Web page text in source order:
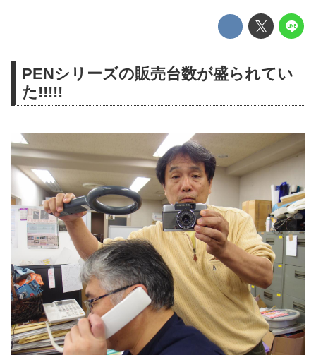
PENシリーズの販売台数が盛られてい
た!!!!!